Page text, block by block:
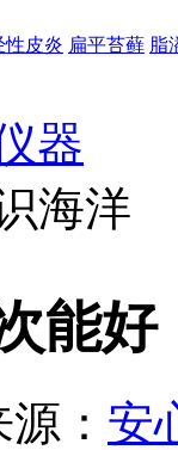
性皮炎 扁平苔藓 脂
器
海洋
能好
： 安